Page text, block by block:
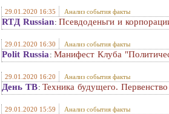
29.01.2020 16:35 Анализ события факты
RTД Russian: Псевдоденьги и
29.01.2020 16:30 Анализ события факты
Polit Russia : Манифест Клуба
29.01.2020 16:20 Анализ события факты
День ТВ: Техника будущего.
29.01.2020 15:59 Анализ события факты